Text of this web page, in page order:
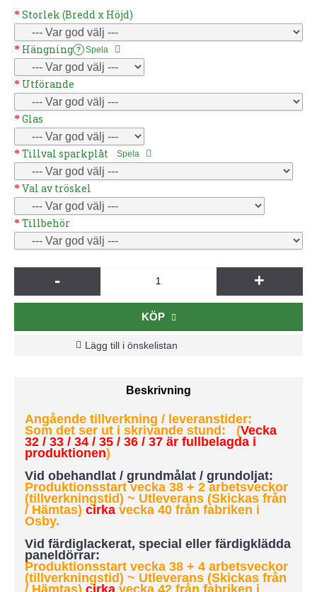
Storlek (Bredd x Höjd)
Hängning ? Spela
Utförande
Glas
Tillval sparkplåt Spela
Val av tröskel
Tillbehör
- +
KÖP
Lägg till i önskelistan
Beskrivning
Angående tillverkning / leveranstider:
Som det ser ut i skrivande stund: (Vecka
32 / 33 / 34 / 35 / 36 / 37 är fullbelagda i
produktionen)
Vid obehandlat / grundmålat / grundoljat:
Produktionsstart vecka 38 + 2 arbetsveckor
(tillverkningstid) ~ Utleverans (Skickas från
/ Hämtas) cirka vecka 40 från fabriken i
Osby.
Vid färdiglackerat, special eller färdigklädda
paneldörrar:
Produktionsstart vecka 38 + 4 arbetsveckor
(tillverkningstid) ~ Utleverans (Skickas från
/ Hämtas) cirka vecka 42 från fabriken i